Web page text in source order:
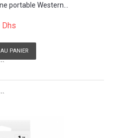
portable Western...
PANIER